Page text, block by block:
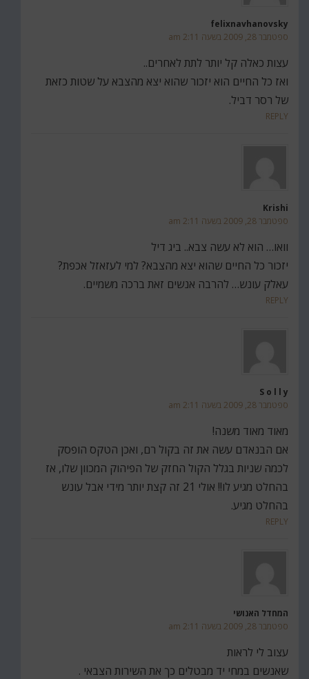
felixnavhanovsky
ספטמבר 28, 2009 בשעה 2:11 am
עצות כאלה קל יותר לתת לאחרים..
ואז כל החיים הוא יזכור שהוא יצא מהצבא על שטות כזאת
של רסר דביל.
REPLY
Krishi
ספטמבר 28, 2009 בשעה 2:11 am
וואו… הוא לא עשה צבא.. ביג דיל
יזכור כל החיים שהוא יצא מהצבא? למי לעזאזל אכפת?
עאלק עונש… להרבה אנשים זאת ברכה משמיים.
REPLY
S o l l y
ספטמבר 28, 2009 בשעה 2:11 am
מאוד מאוד משנה!
אם הבנאדם עשה את זה בקול רם, ואכן הטקס הופסק
לכמה שניות בגלל הקול החזק של הפיהוק המכוון שלו, אז
בהחלט מגיע לו!! אולי 21 זה קצת יותר מידי אבל עונש
בהחלט מגיע.
REPLY
המחדל האנושי
ספטמבר 28, 2009 בשעה 2:11 am
עצוב לי לראות
שאנשים במחי יד מבטלים כך את השירות הצבאי .